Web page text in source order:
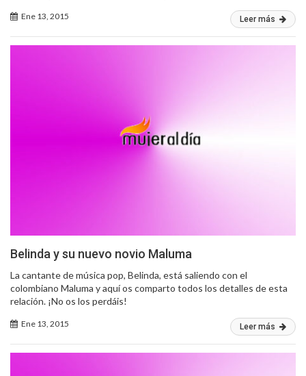
Ene 13, 2015 Leer más
Belinda y su nuevo novio Maluma
La cantante de música pop, Belinda, está saliendo con el
colombiano Maluma y aquí os comparto todos los detalles de esta
relación. ¡No os los perdáis!
Ene 13, 2015 Leer más